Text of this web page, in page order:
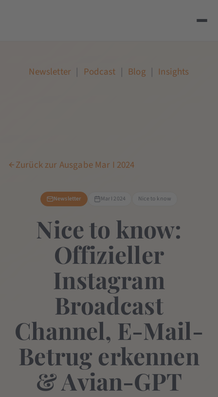
Newsletter | Podcast | Blog | Insights
Zurück zur Ausgabe Mar I 2024
Newsletter Mar I 2024 Nice to know
Nice to know:
Offizieller
Instagram
Broadcast
Channel, E-Mail-
Betrug erkennen
& Avian-GPT